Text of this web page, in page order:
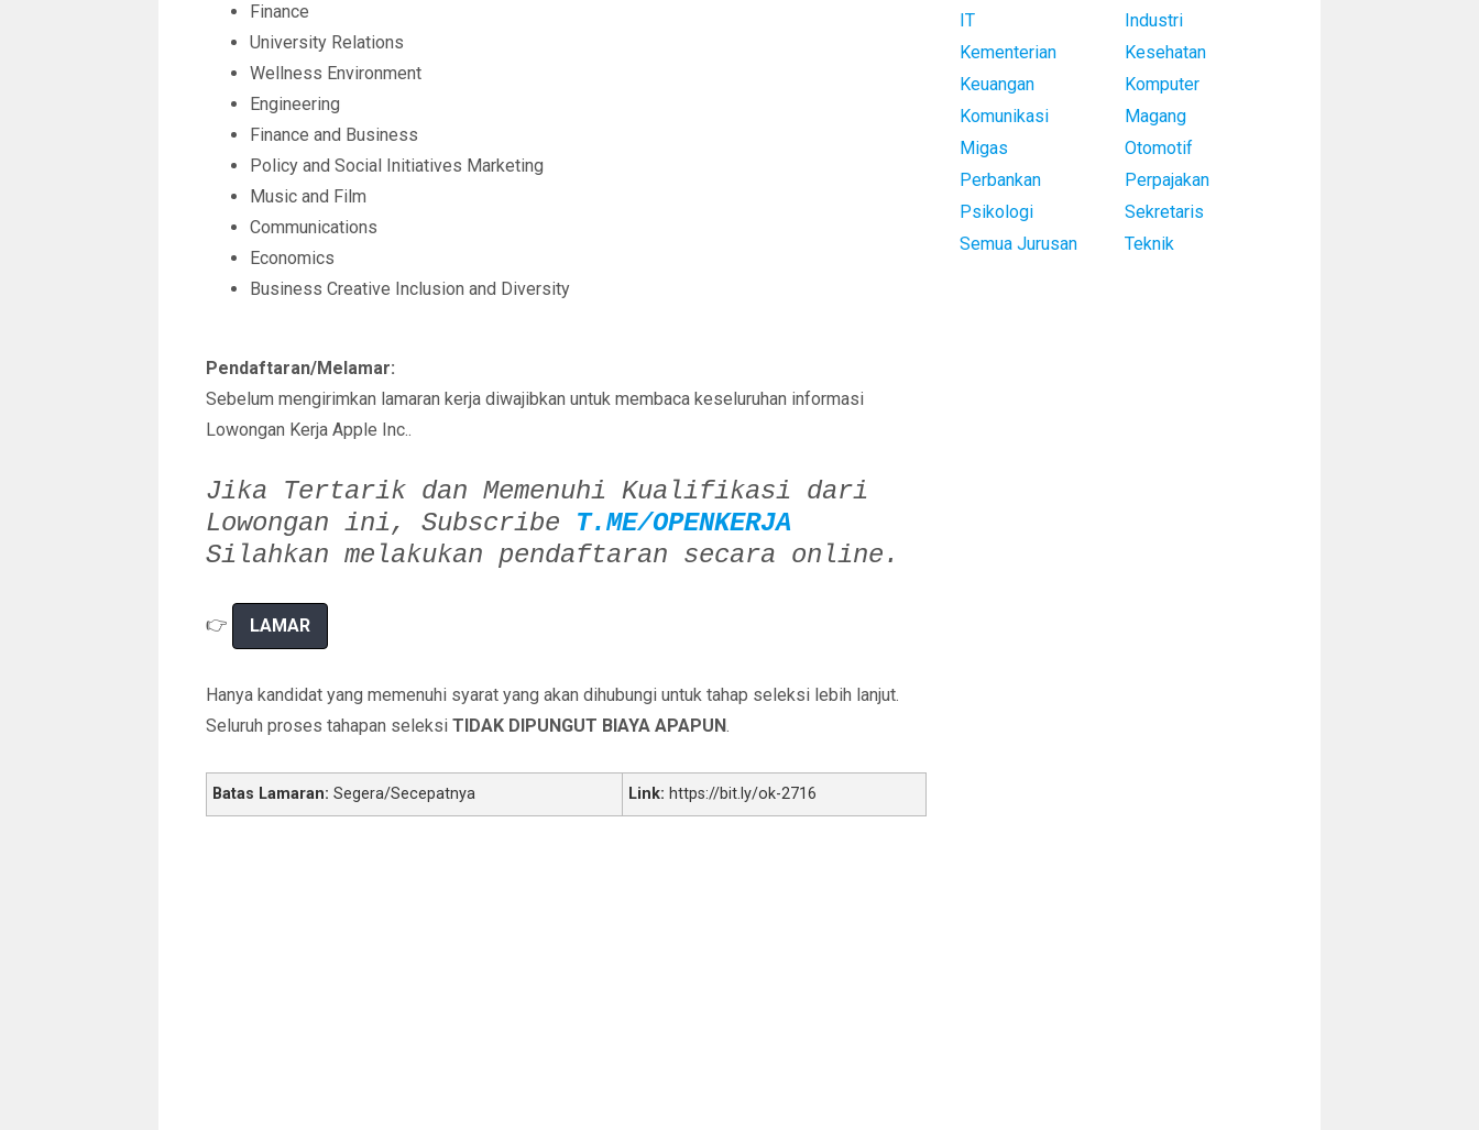
Finance
University Relations
Wellness Environment
Engineering
Finance and Business
Policy and Social Initiatives Marketing
Music and Film
Communications
Economics
Business Creative Inclusion and Diversity
Pendaftaran/Melamar:
Sebelum mengirimkan lamaran kerja diwajibkan untuk membaca keseluruhan informasi
Lowongan Kerja Apple Inc..
Jika Tertarik dan Memenuhi Kualifikasi dari
Lowongan ini, Subscribe T.ME/OPENKERJA
Silahkan melakukan pendaftaran secara online.
👉 LAMAR
Hanya kandidat yang memenuhi syarat yang akan dihubungi untuk tahap seleksi lebih lanjut.
Seluruh proses tahapan seleksi TIDAK DIPUNGUT BIAYA APAPUN.
Batas Lamaran: Segera/Secepatnya Link: https://bit.ly/ok-2716
IT
Industri
Kementerian
Kesehatan
Keuangan
Komputer
Komunikasi
Magang
Migas
Otomotif
Perbankan
Perpajakan
Psikologi
Sekretaris
Semua Jurusan
Teknik